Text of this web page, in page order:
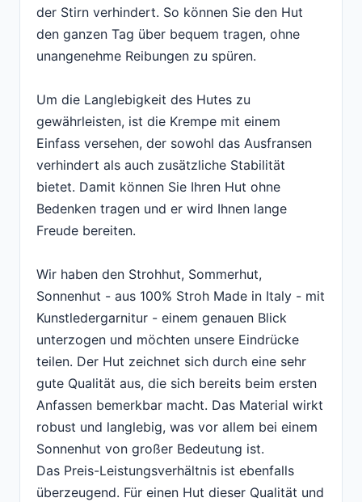
der Stirn verhindert. So können Sie den Hut
den ganzen Tag über bequem tragen, ohne
unangenehme Reibungen zu spüren.
Um die Langlebigkeit des Hutes zu
gewährleisten, ist die Krempe mit einem
Einfass versehen, der sowohl das Ausfransen
verhindert als auch zusätzliche Stabilität
bietet. Damit können Sie Ihren Hut ohne
Bedenken tragen und er wird Ihnen lange
Freude bereiten.
Wir haben den Strohhut, Sommerhut,
Sonnenhut - aus 100% Stroh Made in Italy - mit
Kunstledergarnitur - einem genauen Blick
unterzogen und möchten unsere Eindrücke
teilen. Der Hut zeichnet sich durch eine sehr
gute Qualität aus, die sich bereits beim ersten
Anfassen bemerkbar macht. Das Material wirkt
robust und langlebig, was vor allem bei einem
Sonnenhut von großer Bedeutung ist.
Das Preis-Leistungsverhältnis ist ebenfalls
überzeugend. Für einen Hut dieser Qualität und